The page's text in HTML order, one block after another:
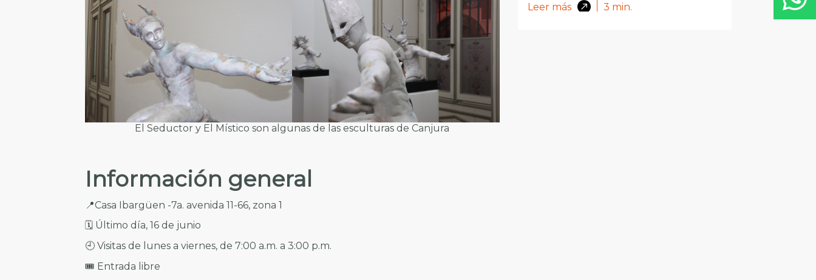
El Seductor y El Místico son algunas de las esculturas de Canjura
Información general
📍Casa Ibargüen -7a. avenida 11-66, zona 1
🗓️ Último día, 16 de junio
🕘 Visitas de lunes a viernes, de 7:00 a.m. a 3:00 p.m.
🎟️ Entrada libre
Leer más
3 min.